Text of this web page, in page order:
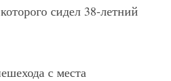
сидел 38-летний
с места